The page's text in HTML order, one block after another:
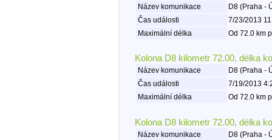
Název komunikace
D8 (Praha -
Čas události
7/23/2013
Maximální délka
Od 72.0 km
Kolona D8 kilometr 72.00, délka
Název komunikace
D8 (Praha -
Čas události
7/19/2013
Maximální délka
Od 72.0 km
Kolona D8 kilometr 72.00, délka
Název komunikace
D8 (Praha -